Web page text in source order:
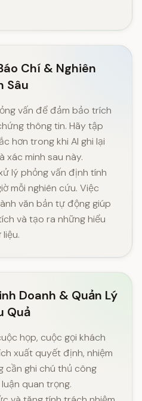
Chí & Nghiên
Sâu
vấn để đảm bảo trích
thông tin. Hãy tập
hơn trong khi AI ghi lại
xác minh sau này.
lý phỏng vấn định tính
mỗi nghiên cứu. Việc
văn bản tự động giúp
và tạo ra những hiểu
Doanh & Quản Lý
Quả
họp, cuộc gọi khách
xuất quyết định, nhiệm
cần ghi chú thủ công
quan trọng.